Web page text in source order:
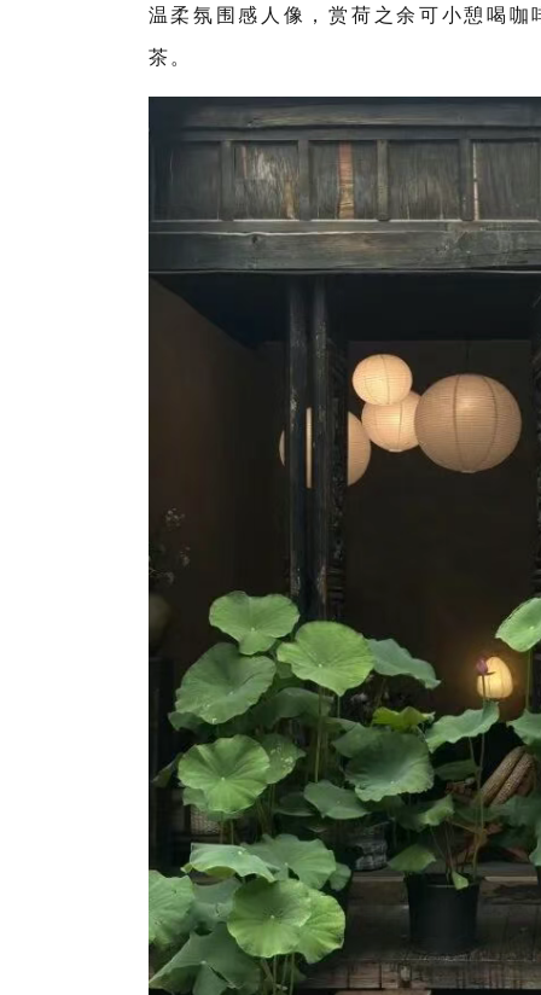
温柔氛围感人像，赏荷之余可小憩喝
茶。